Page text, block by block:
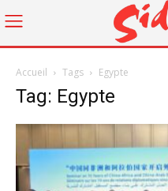
Accueil Tags Egypte
Tag: Egypte